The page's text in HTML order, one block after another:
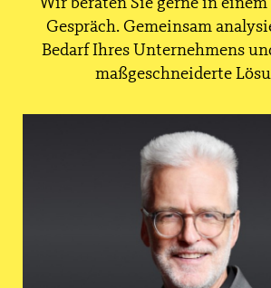
Wir beraten Sie gerne in
Gespräch. Gemeinsam
Bedarf Ihres Unternehmens
maßgeschneiderte